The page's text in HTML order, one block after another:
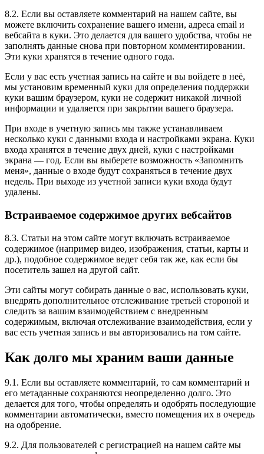
8.2. Если вы оставляете комментарий на нашем сайте, вы
можете включить сохранение вашего имени, адреса email и
вебсайта в куки. Это делается для вашего удобства, чтобы не
заполнять данные снова при повторном комментировании.
Эти куки хранятся в течение одного года.
Если у вас есть учетная запись на сайте и вы войдете в неё,
мы установим временный куки для определения поддержки
куки вашим браузером, куки не содержит никакой личной
информации и удаляется при закрытии вашего браузера.
При входе в учетную запись мы также устанавливаем
несколько куки с данными входа и настройками экрана. Куки
входа хранятся в течение двух дней, куки с настройками
экрана — год. Если вы выберете возможность «Запомнить
меня», данные о входе будут сохраняться в течение двух
недель. При выходе из учетной записи куки входа будут
удалены.
Встраиваемое содержимое других вебсайтов
8.3. Статьи на этом сайте могут включать встраиваемое
содержимое (например видео, изображения, статьи, карты и
др.), подобное содержимое ведет себя так же, как если бы
посетитель зашел на другой сайт.
Эти сайты могут собирать данные о вас, использовать куки,
внедрять дополнительное отслеживание третьей стороной и
следить за вашим взаимодействием с внедренным
содержимым, включая отслеживание взаимодействия, если у
вас есть учетная запись и вы авторизовались на том сайте.
Как долго мы храним ваши данные
9.1. Если вы оставляете комментарий, то сам комментарий и
его метаданные сохраняются неопределенно долго. Это
делается для того, чтобы определять и одобрять последующие
комментарии автоматически, вместо помещения их в очередь
на одобрение.
9.2. Для пользователей с регистрацией на нашем сайте мы